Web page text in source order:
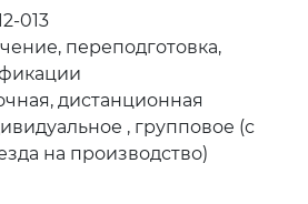
013
переподготовка,
дистанционная
, групповое (с
на производство)